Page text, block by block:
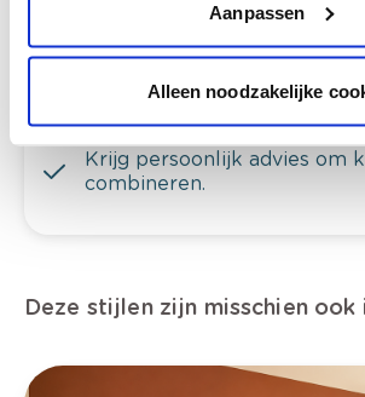
Aanpassen
Alleen noodzakelijke
Ontdek er kleurechte stalen
kleurenselectie.
Bekijk er de bijhorende
Krijg persoonlijk advies om
combineren.
Deze stijlen zijn misschien